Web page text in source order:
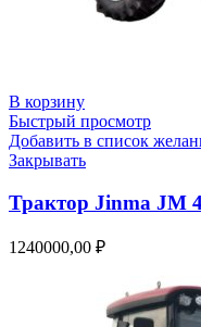
В корзину
Быстрый просмотр
Добавить в список
Закрывать
Трактор Jinma JM
1240000,00 ₽